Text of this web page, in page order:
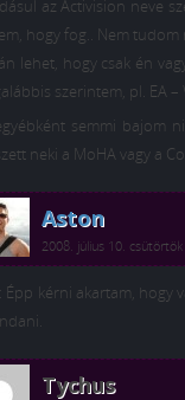
az Activision neve
hogy fog.. Nem tudom
lehet, hogy csak én
szerintem, pl. EA
semmi bajom
neki a MoHA vagy a
Aston
2008. július 10.
Épp kérni akartam, hogy
Tychus